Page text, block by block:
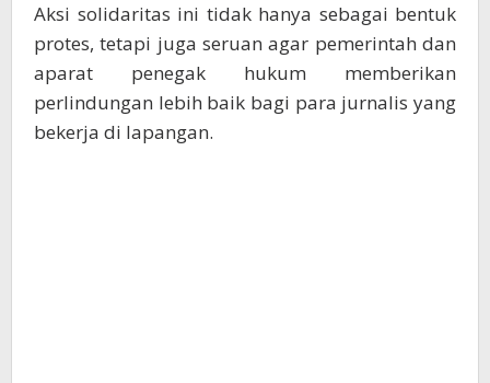
Aksi solidaritas ini tidak hanya sebagai bentuk
protes, tetapi juga seruan agar pemerintah dan
aparat penegak hukum memberikan
perlindungan lebih baik bagi para jurnalis yang
bekerja di lapangan.